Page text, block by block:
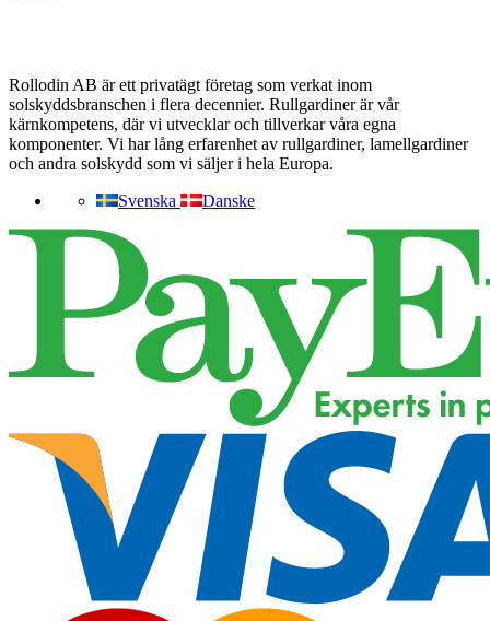
Rollodin AB är ett privatägt företag som verkat inom
solskyddsbranschen i flera decennier. Rullgardiner är vår
kärnkompetens, där vi utvecklar och tillverkar våra egna
komponenter. Vi har lång erfarenhet av rullgardiner, lamellgardiner
och andra solskydd som vi säljer i hela Europa.
Svenska
Danske